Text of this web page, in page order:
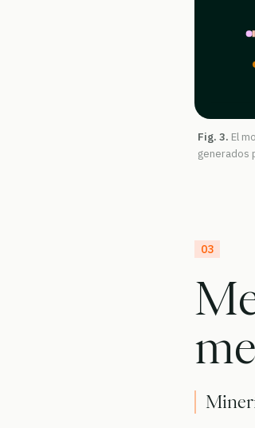
Fig. 3. El
generados
03